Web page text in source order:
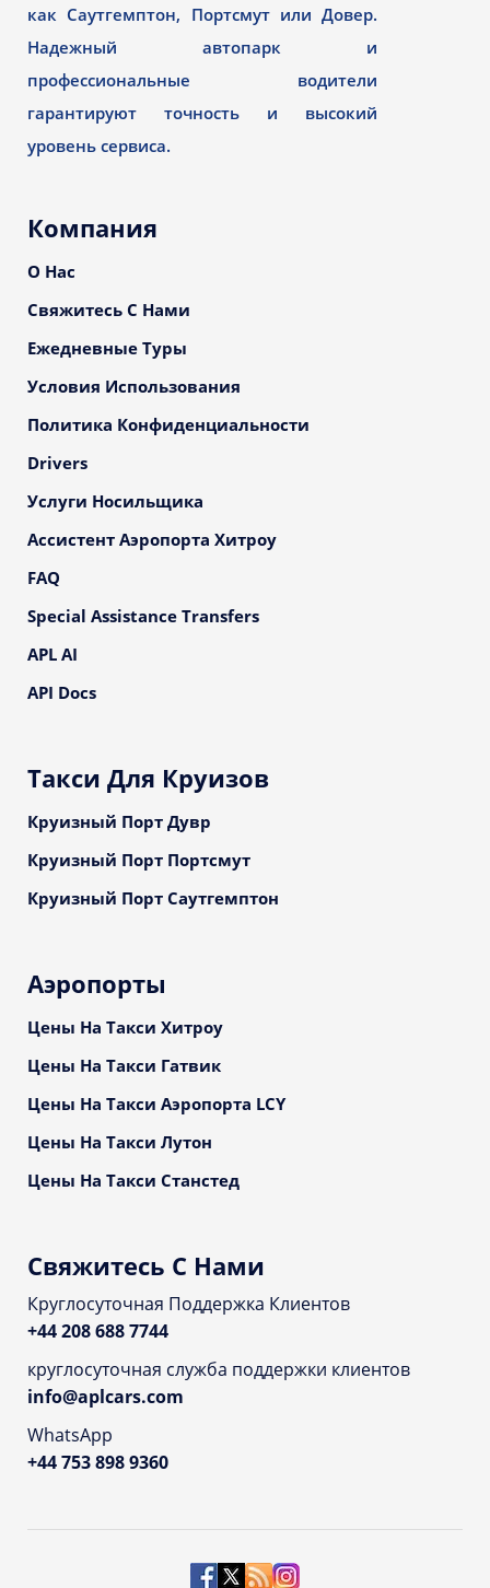
как Саутгемптон, Портсмут или Довер.
Надежный автопарк и
профессиональные водители
гарантируют точность и высокий
уровень сервиса.
Компания
О Нас
Свяжитесь С Нами
Ежедневные Туры
Условия Использования
Политика Конфиденциальности
Drivers
Услуги Носильщика
Ассистент Аэропорта Хитроу
FAQ
Special Assistance Transfers
APL AI
API Docs
Такси Для Круизов
Круизный Порт Дувр
Круизный Порт Портсмут
Круизный Порт Саутгемптон
Аэропорты
Цены На Такси Хитроу
Цены На Такси Гатвик
Цены На Такси Аэропорта LCY
Цены На Такси Лутон
Цены На Такси Станстед
Свяжитесь С Нами
Круглосуточная Поддержка Клиентов
+44 208 688 7744
круглосуточная служба поддержки клиентов
info@aplcars.com
WhatsApp
+44 753 898 9360